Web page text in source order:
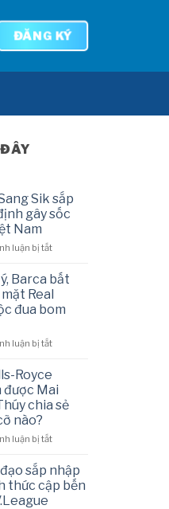
ĐĂNG KÝ
Sik sắp
gây sốc
Nam
luận bị tắtở
Kim
Sang
Sik
sắp
quyết
với
ĐT
Nam
Barca bất
Real
đua bom
luận bị tắtở
ý,
Barca
bất
vượt
Real
trong
cuộc
Royce
Mai
chia sẻ
nào?
luận bị tắtở
Rolls-
Royce
Phantom
sắp nhập
thức cập bến